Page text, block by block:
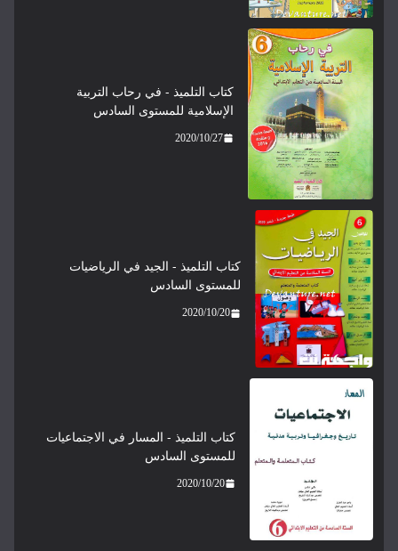
كتاب التلميذ - في رحاب التربية
الإسلامية للمستوى السادس
2020/10/27
كتاب التلميذ - الجيد في الرياضيات
للمستوى السادس
2020/10/20
كتاب التلميذ - المسار في الاجتماعيات
للمستوى السادس
2020/10/20